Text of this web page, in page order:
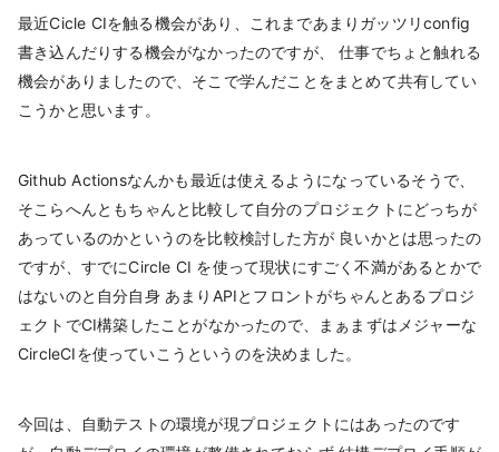
最近Cicle CIを触る機会があり、これまであまりガッツリconfig
書き込んだりする機会がなかったのですが、 仕事でちょと触れる
機会がありましたので、そこで学んだことをまとめて共有してい
こうかと思います。
Github Actionsなんかも最近は使えるようになっているそうで、
そこらへんともちゃんと比較して自分のプロジェクトにどっちが
あっているのかというのを比較検討した方が 良いかとは思ったの
ですが、すでにCircle CI を使って現状にすごく不満があるとかで
はないのと自分自身 あまりAPIとフロントがちゃんとあるプロジ
ェクトでCI構築したことがなかったので、まぁまずはメジャーな
CircleCIを使っていこうというのを決めました。
今回は、自動テストの環境が現プロジェクトにはあったのです